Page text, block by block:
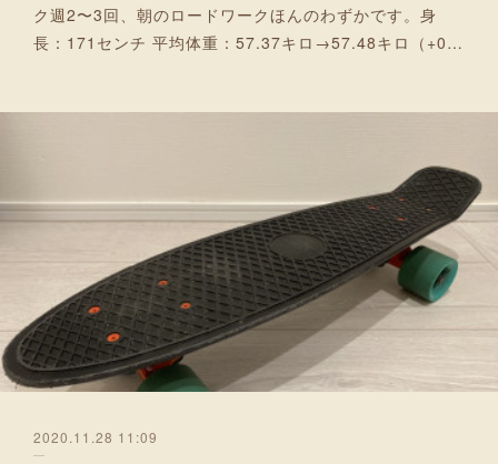
ク週2〜3回、朝のロードワークほんのわずかです。身
長：171センチ 平均体重：57.37キロ→57.48キロ（+0…
2020.11.28 11:09